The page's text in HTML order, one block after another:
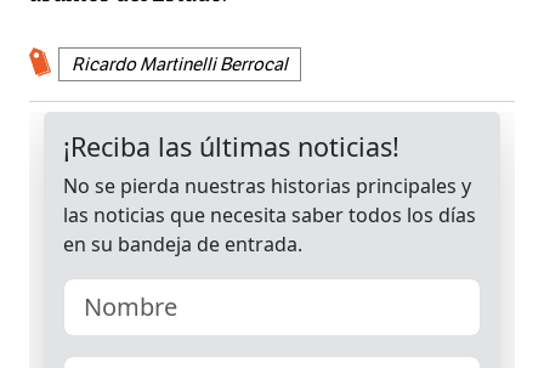
Ricardo Martinelli Berrocal